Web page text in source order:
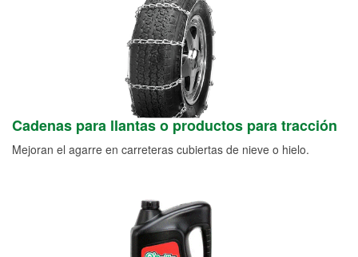
Cadenas para llantas o productos para tracción
Mejoran el agarre en carreteras cubiertas de nieve o hielo.